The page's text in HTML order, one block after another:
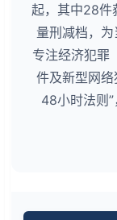
起，其中28件
量刑减档，为
专注经济犯罪
件及新型网
48小时法则